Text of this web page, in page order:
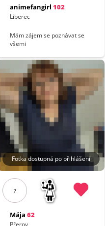
animefangirl 102
Liberec
Mám zájem se poznávat se
všemi
Fotka dostupná po přihlášení
?
Mája 62